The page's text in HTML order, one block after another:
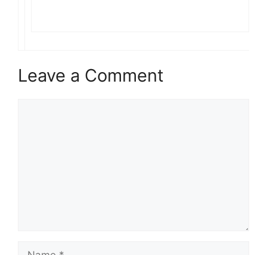
Leave a Comment
Name